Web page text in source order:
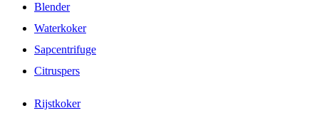
Blender
Waterkoker
Sapcentrifuge
Citruspers
Rijstkoker